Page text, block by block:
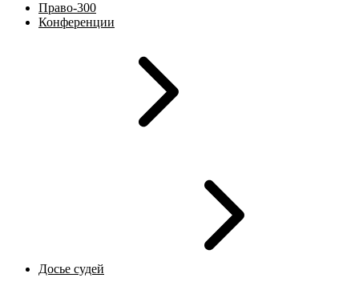
Право-300
Конференции
Досье судей